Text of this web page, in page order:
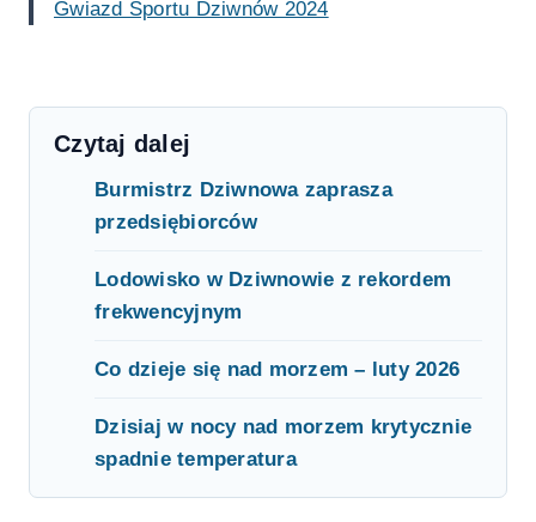
Gwiazd Sportu Dziwnów 2024
Czytaj dalej
Burmistrz Dziwnowa zaprasza
przedsiębiorców
Lodowisko w Dziwnowie z rekordem
frekwencyjnym
Co dzieje się nad morzem – luty 2026
Dzisiaj w nocy nad morzem krytycznie
spadnie temperatura